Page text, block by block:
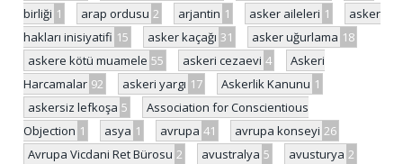
birliği 1 arap ordusu 2 arjantin 1 asker aileleri 1
asker
hakları inisiyatifi 15 asker kaçağı 31 asker uğurlama 18
askere kötü muamele 55 askeri cezaevi 4
Askeri
Harcamalar 92 askeri yargı 17 Askerlik Kanunu 1
askersiz lefkoşa 5
Association for Conscientious
Objection 1 asya 1 avrupa 41 avrupa konseyi 26
Avrupa Vicdani Ret Bürosu 2 avustralya 5 avusturya 2